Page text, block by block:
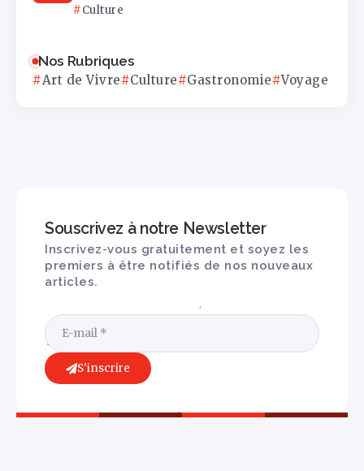
Culture
Nos Rubriques
Art de Vivre Culture Gastronomie Voyage
Souscrivez à notre Newsletter
Inscrivez-vous gratuitement et soyez les
premiers à être notifiés de nos nouveaux
articles.
S'inscrire